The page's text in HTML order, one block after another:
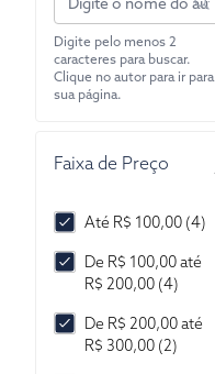
Digite pelo menos 2
caracteres para buscar.
Clique no autor para ir para
sua página.
Faixa de Preço
Até R$ 100,00 (4)
De R$ 100,00 até
R$ 200,00 (4)
De R$ 200,00 até
R$ 300,00 (2)